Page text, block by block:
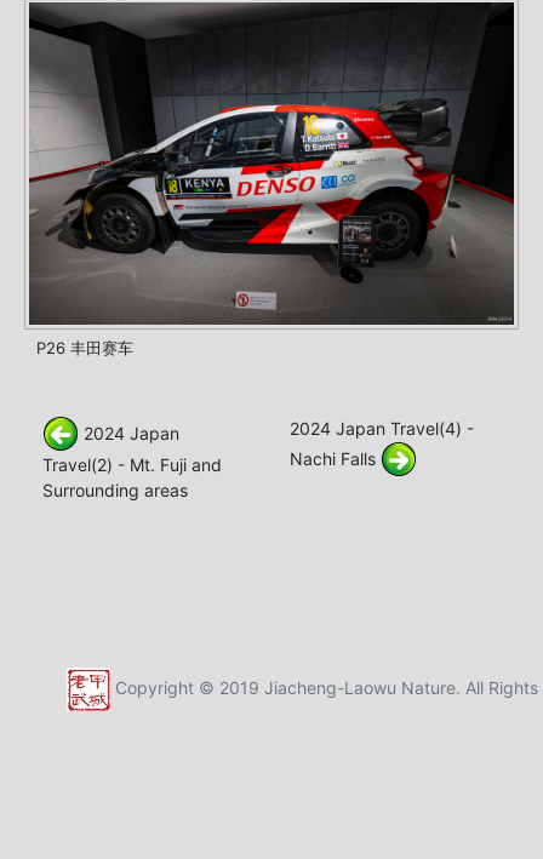
P26 丰田赛车
2024 Japan
Travel(2) - Mt. Fuji and
Surrounding areas
2024 Japan Travel(4) -
Nachi Falls
Copyright © 2019 Jiacheng-Laowu Nature. All Rights